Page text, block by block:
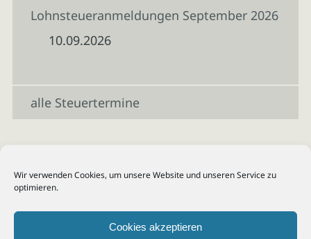
Wir verwenden Cookies, um unsere Website und unseren Service zu
optimieren.
Cookies akzeptieren
Lohnsteueranmeldungen September 2026
10.09.2026
alle Steuertermine